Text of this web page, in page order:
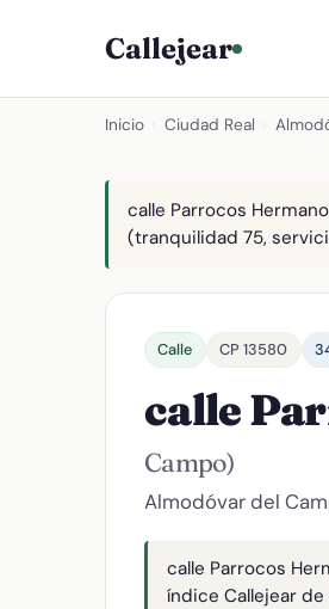
Callejear
Inicio Ciudad Real
calle Parrocos
(tranquilidad 75,
Calle CP 13580
calle
Campo)
Almodóvar del
calle Parrocos
índice Callejear